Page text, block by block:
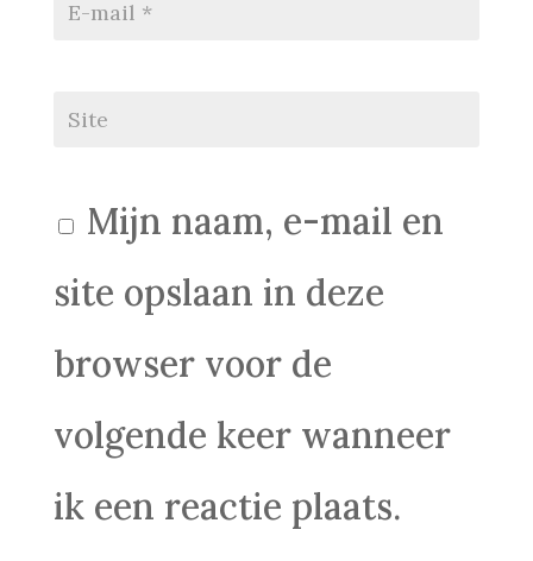
Mijn naam, e-mail en
site opslaan in deze
browser voor de
volgende keer wanneer
ik een reactie plaats.